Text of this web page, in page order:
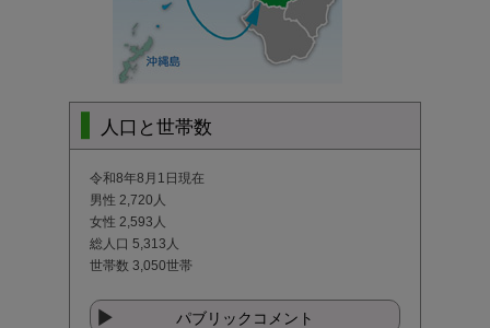
人口と世帯数
令和8年8月1日現在
男性 2,720人
女性 2,593人
総人口 5,313人
世帯数 3,050世帯
パブリックコメント